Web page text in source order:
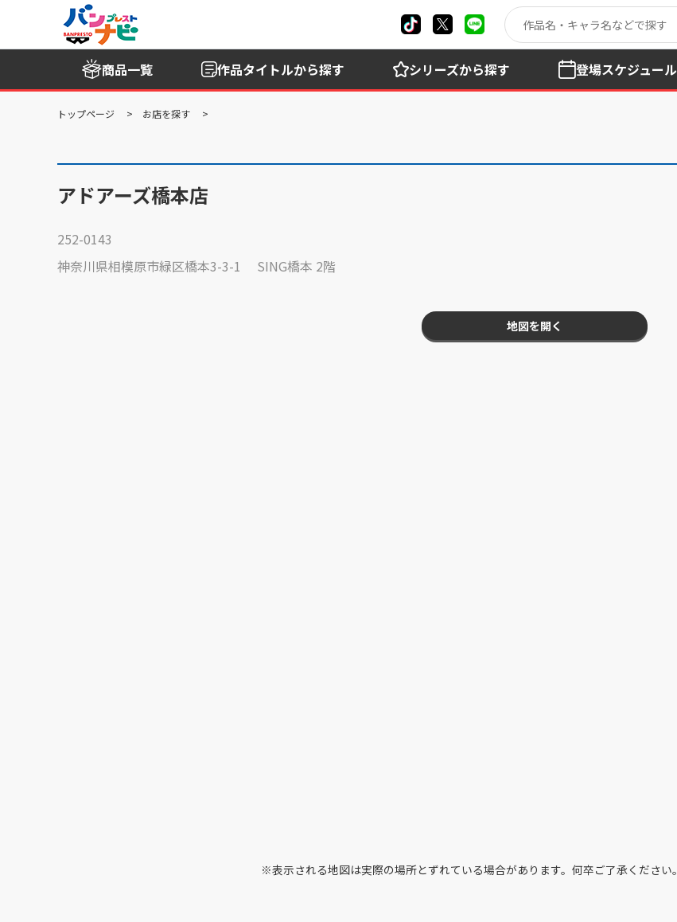
商品一覧 作品タイトルから探す シリーズから探す 登場スケジュール
トップページ お店を探す
アドアーズ橋本店
252-0143
神奈川県相模原市緑区橋本3-3-1 SING橋本 2階
地図を開く
※表示される地図は実際の場所とずれている場合があります。何卒ご了承ください。